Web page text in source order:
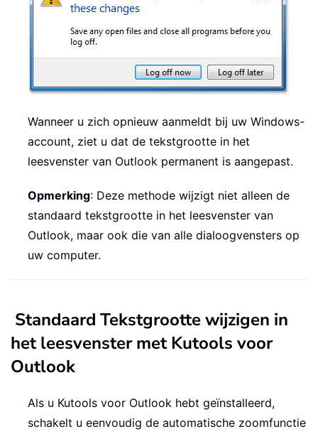
Wanneer u zich opnieuw aanmeldt bij uw Windows-
account, ziet u dat de tekstgrootte in het
leesvenster van Outlook permanent is aangepast.
Opmerking: Deze methode wijzigt niet alleen de
standaard tekstgrootte in het leesvenster van
Outlook, maar ook die van alle dialoogvensters op
uw computer.
Standaard Tekstgrootte wijzigen in
het leesvenster met Kutools voor
Outlook
Als u Kutools voor Outlook hebt geïnstalleerd,
schakelt u eenvoudig de automatische zoomfunctie